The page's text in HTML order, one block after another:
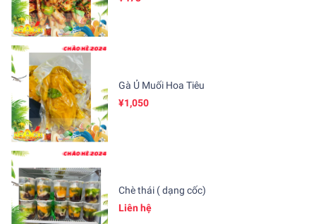
Gà Ủ Muối Hoa Tiêu
¥1,050
Chè thái ( dạng cốc)
Liên hệ